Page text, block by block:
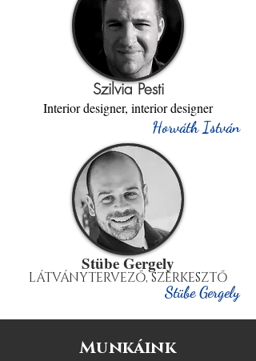
Szilvia Pesti
Interior designer, interior designer
Horváth István
Stübe Gergely
LÁTVÁNYTERVEZŐ, SZERKESZTŐ
Stübe Gergely
Munkáink